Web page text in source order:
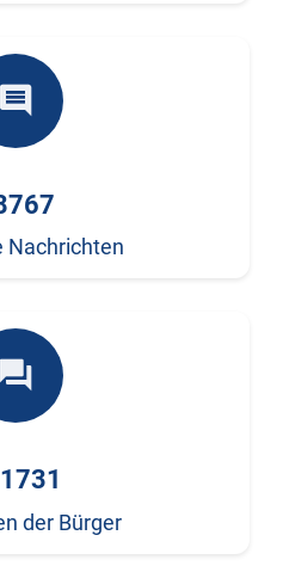
comment
Nachrichten
forum
der Bürger